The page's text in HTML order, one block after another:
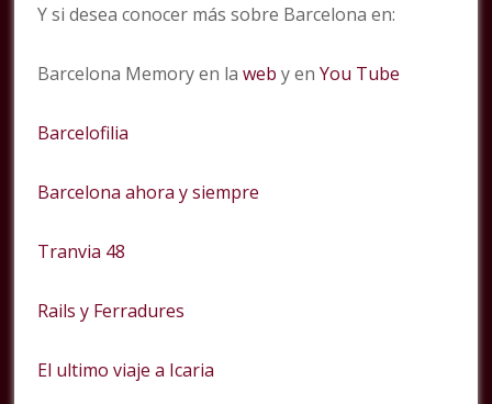
Y si desea conocer más sobre Barcelona en:
Barcelona Memory en laweb y enYou Tube
Barcelofilia
Barcelona ahora y siempre
Tranvia 48
Rails y Ferradures
El ultimo viaje a Icaria